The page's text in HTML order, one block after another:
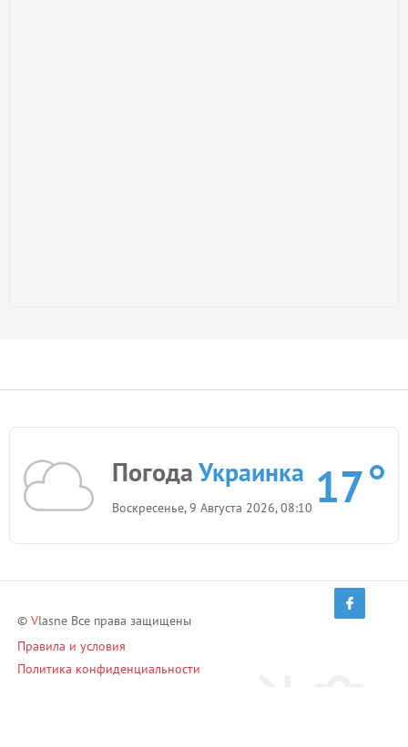
ПогодаУкраинка
Воскресенье, 9 Августа 2026, 08:10 17
© Vlasne Все права защищены
Правила и условия
Политика конфиденциальности